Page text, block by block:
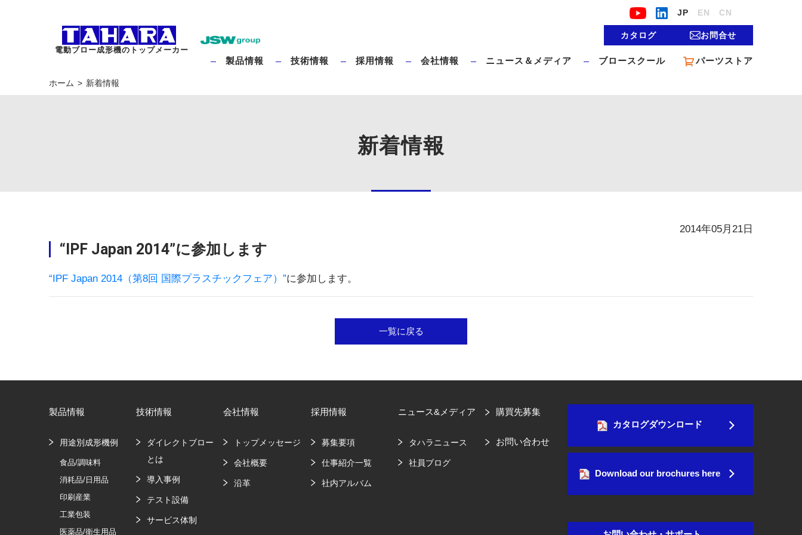
JP EN CN
電動ブロー成形機のトップメーカー
カタログ お問合せ
製品情報 技術情報 採用情報 会社情報 ニュース＆メディア ブロースクール パーツストア
ホーム 新着情報
新着情報
2014年05月21日
“IPF Japan 2014”に参加します
“IPF Japan 2014（第8回 国際プラスチックフェア）”に参加します。
一覧に戻る
製品情報
用途別成形機例
食品/調味料
消耗品/日用品
印刷産業
工業包装
医薬品/衛生用品
技術情報
ダイレクトブロー
とは
導入事例
テスト設備
サービス体制
会社情報
トップメッセージ
会社概要
沿革
採用情報
募集要項
仕事紹介一覧
社内アルバム
ニュース&メディア
タハラニュース
社員ブログ
購買先募集
お問い合わせ
カタログダウンロード
Download our brochures here